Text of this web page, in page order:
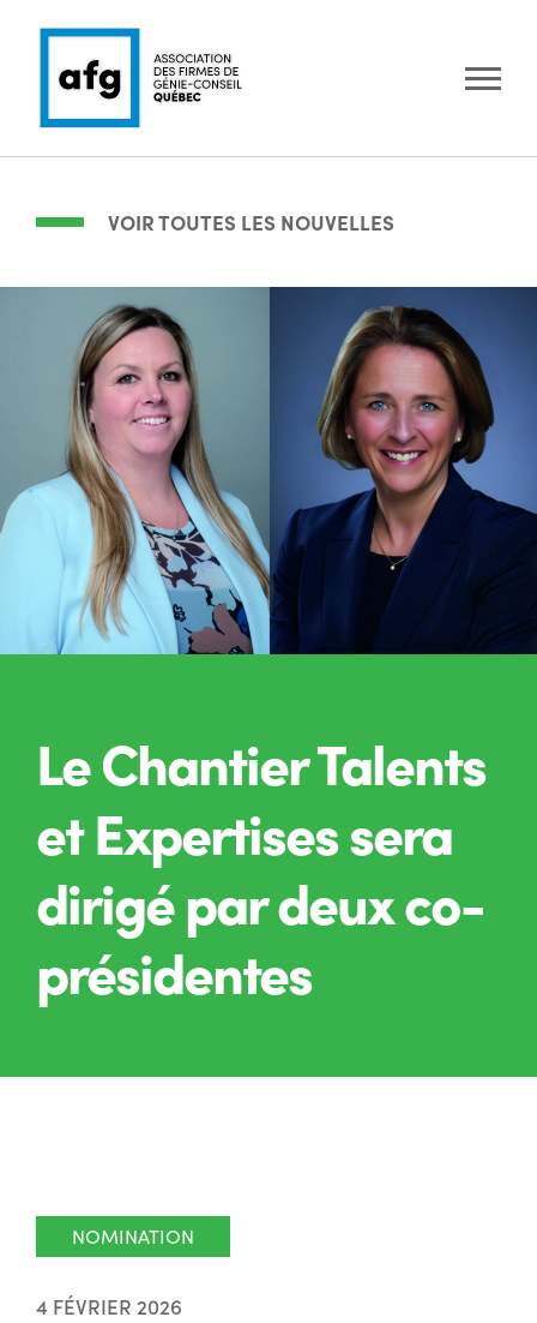
VOIR TOUTES LES NOUVELLES
Le Chantier Talents
et Expertises sera
dirigé par deux co-
présidentes
NOMINATION
4 FÉVRIER 2026